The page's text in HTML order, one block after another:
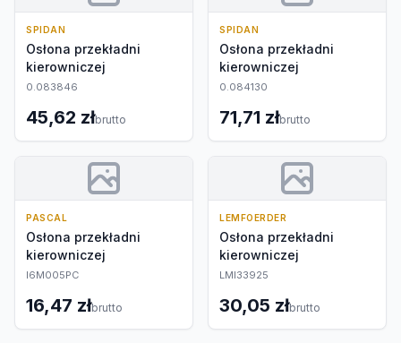
SPIDAN
Osłona przekładni
kierowniczej
0.083846
45,62 złbrutto
SPIDAN
Osłona przekładni
kierowniczej
0.084130
71,71 złbrutto
PASCAL
Osłona przekładni
kierowniczej
I6M005PC
16,47 złbrutto
LEMFOERDER
Osłona przekładni
kierowniczej
LMI33925
30,05 złbrutto